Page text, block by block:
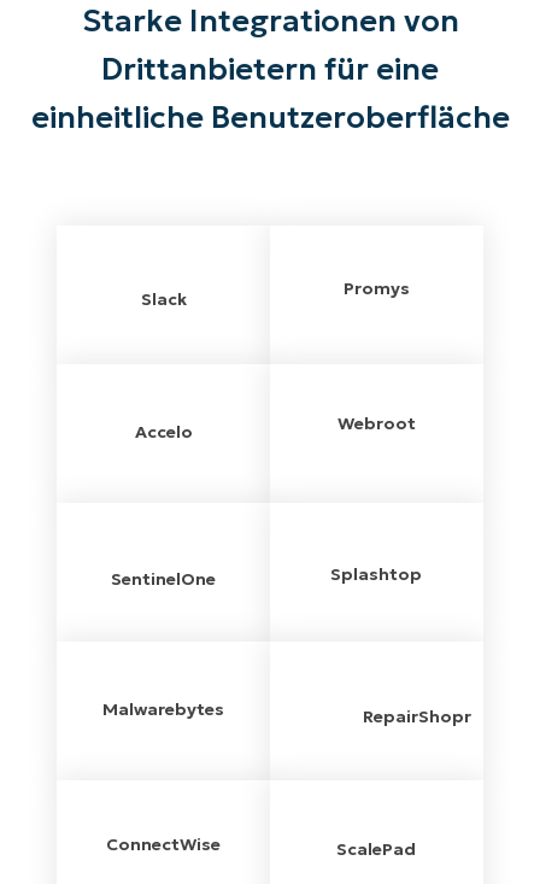
Starke Integrationen von
Drittanbietern für eine
einheitliche Benutzeroberfläche
Slack Promys
Accelo Webroot
SentinelOne Splashtop
Malwarebytes RepairShopr
ConnectWise ScalePad